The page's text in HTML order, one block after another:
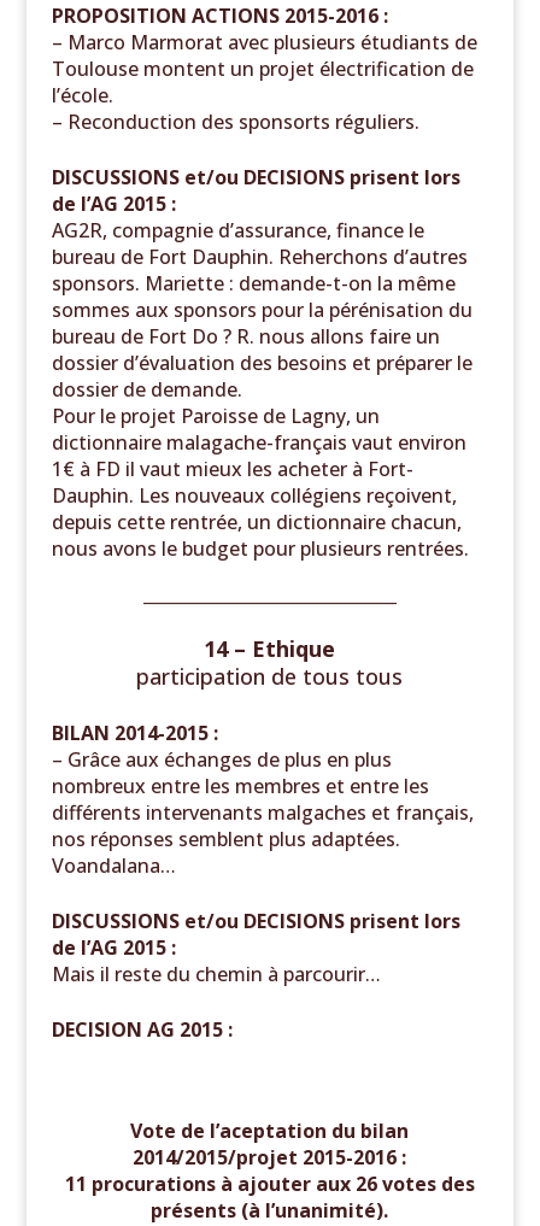
PROPOSITION ACTIONS 2015-2016 :
– Marco Marmorat avec plusieurs étudiants de
Toulouse montent un projet électrification de
l’école.
– Reconduction des sponsorts réguliers.
DISCUSSIONS et/ou DECISIONS prisent lors
de l’AG 2015 :
AG2R, compagnie d’assurance, finance le
bureau de Fort Dauphin. Reherchons d’autres
sponsors. Mariette : demande-t-on la même
sommes aux sponsors pour la pérénisation du
bureau de Fort Do ? R. nous allons faire un
dossier d’évaluation des besoins et préparer le
dossier de demande.
Pour le projet Paroisse de Lagny, un
dictionnaire malagache-français vaut environ
1€ à FD il vaut mieux les acheter à Fort-
Dauphin. Les nouveaux collégiens reçoivent,
depuis cette rentrée, un dictionnaire chacun,
nous avons le budget pour plusieurs rentrées.
14 – Ethique
participation de tous tous
BILAN 2014-2015 :
– Grâce aux échanges de plus en plus
nombreux entre les membres et entre les
différents intervenants malgaches et français,
nos réponses semblent plus adaptées.
Voandalana…
DISCUSSIONS et/ou DECISIONS prisent lors
de l’AG 2015 :
Mais il reste du chemin à parcourir…
DECISION AG 2015 :
Vote de l’aceptation du bilan
2014/2015/projet 2015-2016 :
11 procurations à ajouter aux 26 votes des
présents (à l’unanimité).